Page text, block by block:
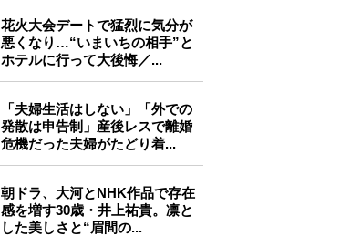
花火大会デートで猛烈に気分が
悪くなり…“いまいちの相手”と
ホテルに行って大後悔／...
「夫婦生活はしない」「外での
発散は申告制」産後レスで離婚
危機だった夫婦がたどり着...
朝ドラ、大河とNHK作品で存在
感を増す30歳・井上祐貴。凛と
した美しさと“眉間の...